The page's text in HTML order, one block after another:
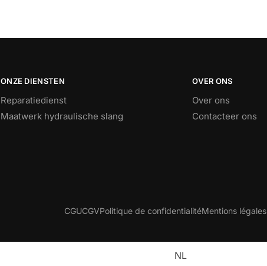
ONZE DIENSTEN
Reparatiedienst
Maatwerk hydraulische slang
OVER ONS
Over ons
Contacteer ons
CGUCGVPolitique de confidentialitéMentions légales
NL